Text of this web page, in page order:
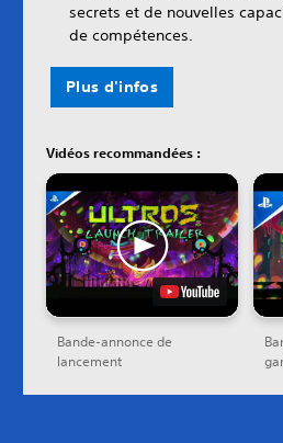
secrets et de nouvelles
de compétences.
Plus d'infos
Vidéos recommandées :
Bande-annonce de
lancement